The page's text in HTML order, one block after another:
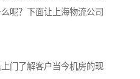
呢？下面让上海物流公司
门了解客户当今机房的现